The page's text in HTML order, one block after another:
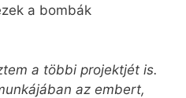
a bombák
a többi projektjét is.
az embert,